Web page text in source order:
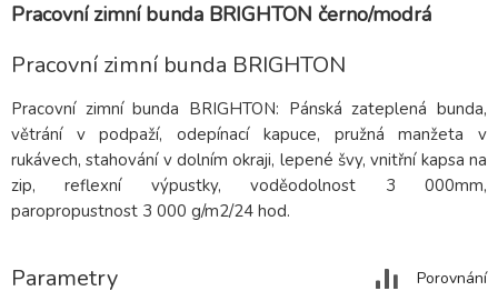
Pracovní zimní bunda BRIGHTON černo/modrá
Pracovní zimní bunda BRIGHTON
Pracovní zimní bunda BRIGHTON: Pánská zateplená bunda,
větrání v podpaží, odepínací kapuce, pružná manžeta v
rukávech, stahování v dolním okraji, lepené švy, vnitřní kapsa na
zip, reflexní výpustky, voděodolnost 3 000mm,
paropropustnost 3 000 g/m2/24 hod.
Parametry Porovnání